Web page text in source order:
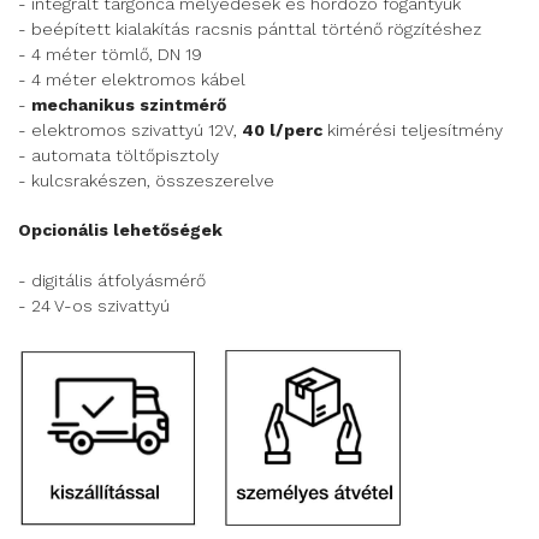
- beépített kialakítás racsnis pánttal történő rögzítéshez
- 4 méter tömlő, DN 19
- 4 méter elektromos kábel
- mechanikus szintmérő
- elektromos szivattyú 12V, 40 l/perc kimérési teljesítmény
- automata töltőpisztoly
- kulcsrakészen, összeszerelve
Opcionális lehetőségek
- digitális átfolyásmérő
- 24 V-os szivattyú